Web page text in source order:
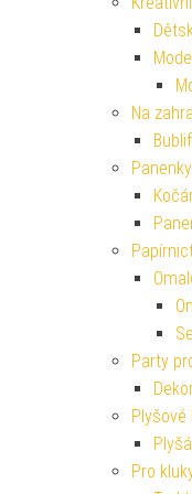
Na
Party
Plyšové
Pro